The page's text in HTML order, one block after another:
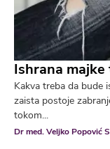
Ishrana
Kakva treba da bude
zaista postoje
tokom...
Dr med. Veljko Popović